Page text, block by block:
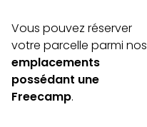
Vous pouvez réserver
votre parcelle parmi nos
emplacements
possédant une
Freecamp.